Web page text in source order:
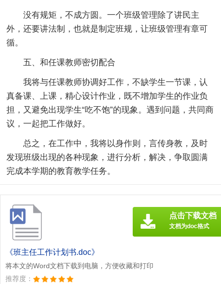
没有规矩，不成方圆。一个班级管理除了讲民主
外，还要讲法制，也就是制定班规，让班级管理有章可
循。
五、和任课教师密切配合
我将与任课教师协调好工作，不缺学生一节课，认
真备课、上课，精心设计作业，既不增加学生的作业负
担，又避免出现学生“吃不饱”的现象。遇到问题，共同商
议，一起把工作做好。
总之，在工作中，我将以身作则，言传身教，及时
发现班级出现的各种现象，进行分析，解决，争取圆满
完成本学期的教育教学任务。
《班主任工作计划书.doc》
将本文的Word文档下载到电脑，方便收藏和打印
推荐度：
点击下载文档
文档为doc格式